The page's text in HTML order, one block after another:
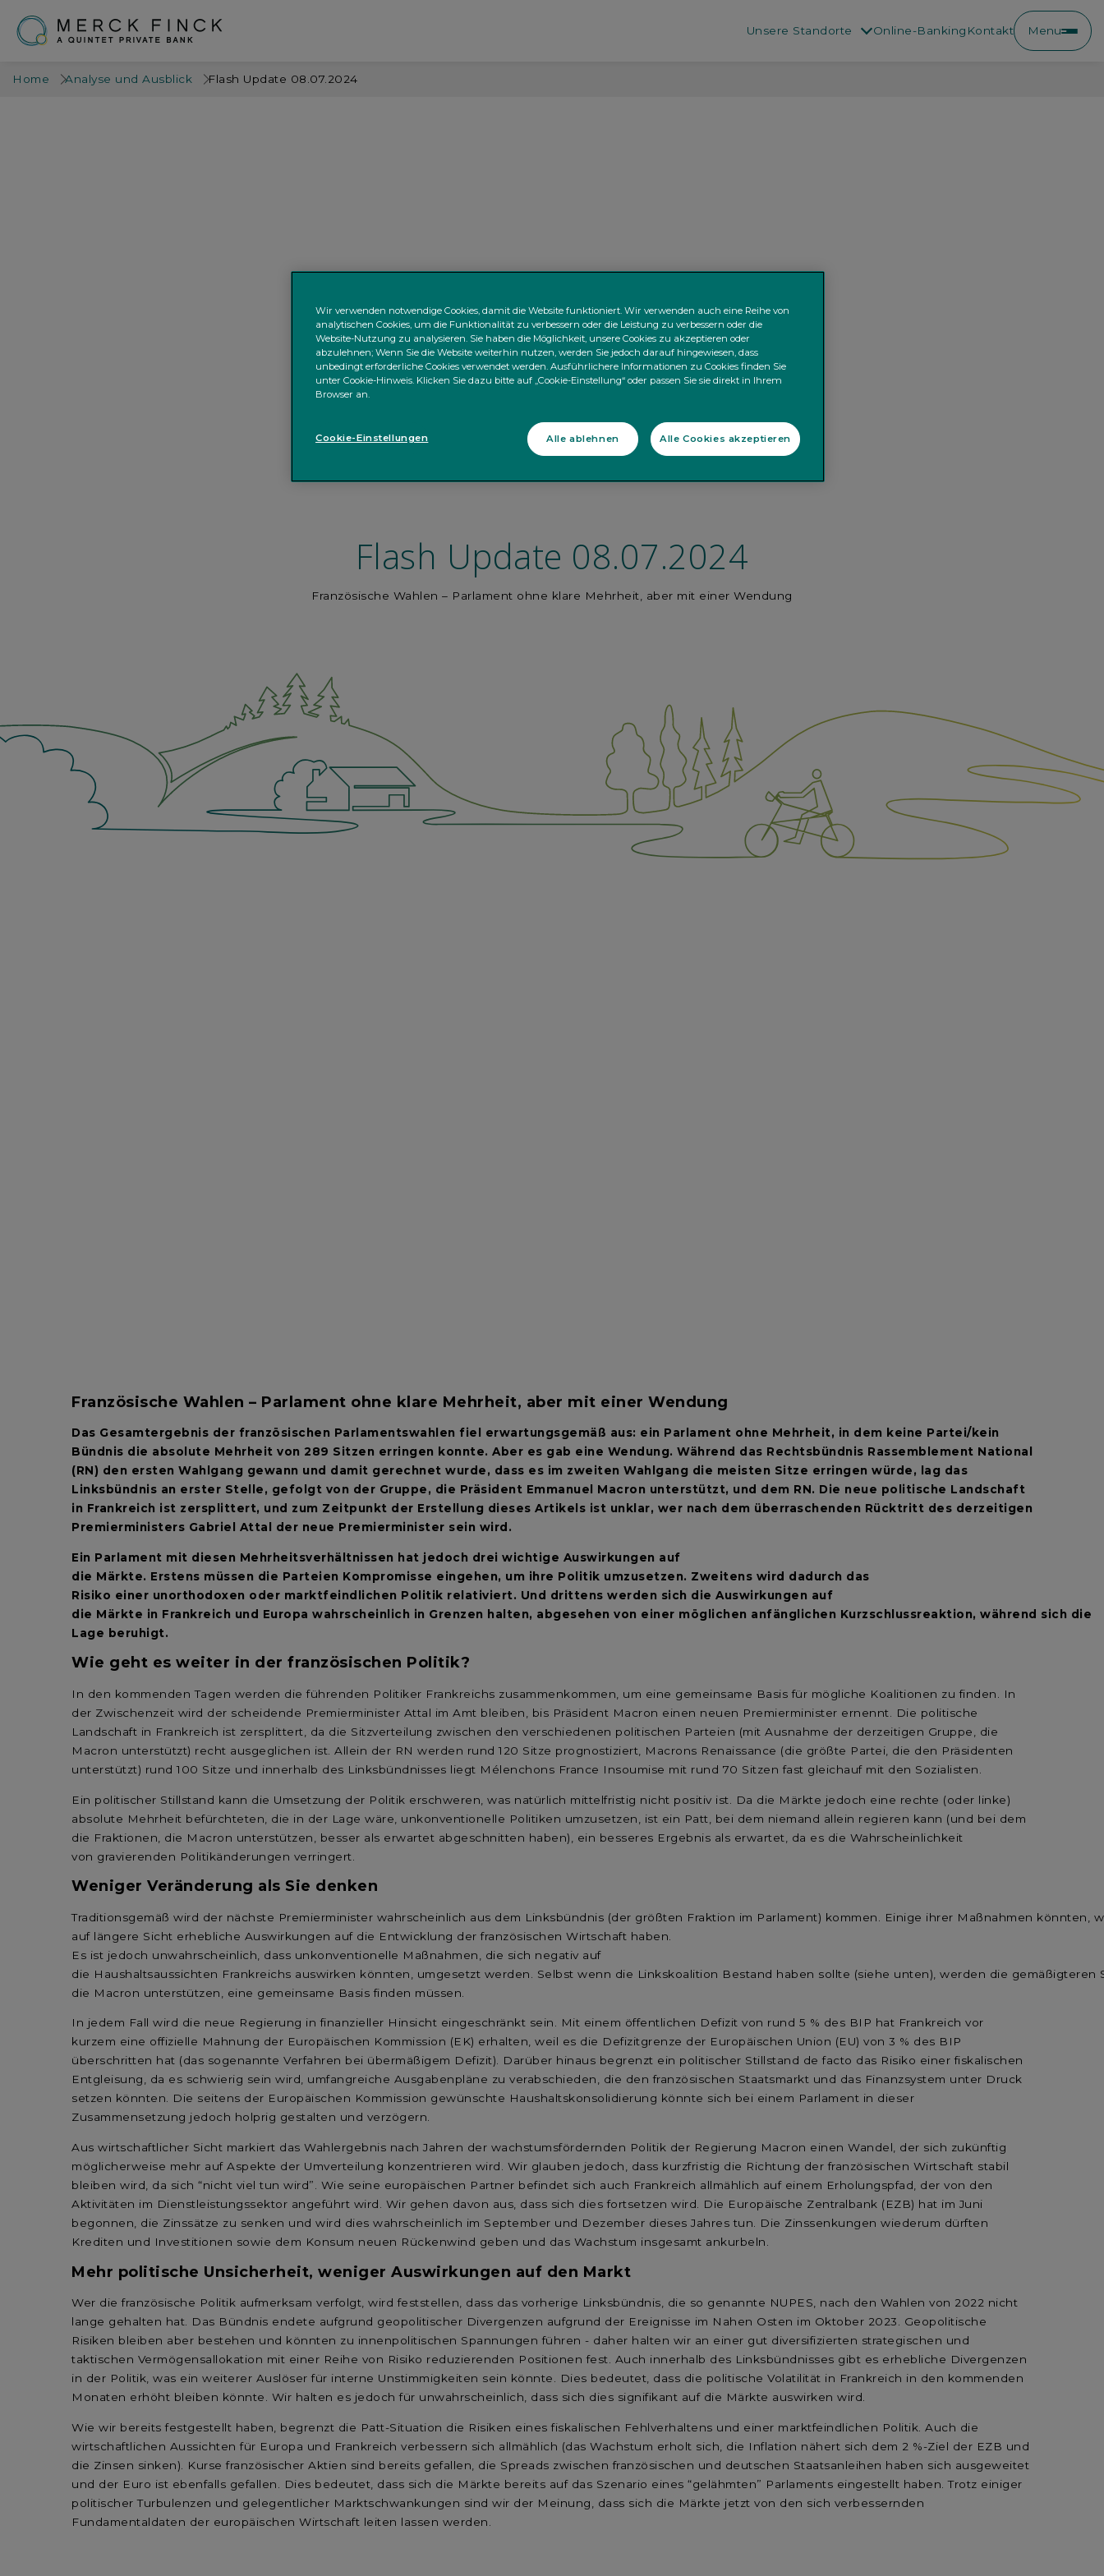
Unsere Standorte Online-Banking Kontakt Menu
Home Analyse und Ausblick Flash Update 08.07.2024
Flash Update 08.07.2024
Französische Wahlen – Parlament ohne klare Mehrheit, aber mit einer Wendung
Französische Wahlen – Parlament ohne klare Mehrheit, aber mit einer Wendung
Das Gesamtergebnis der französischen Parlamentswahlen fiel erwartungsgemäß aus: ein Parlament ohne Mehrheit, in dem keine Partei/kein
Bündnis die absolute Mehrheit von 289 Sitzen erringen konnte. Aber es gab eine Wendung. Während das Rechtsbündnis Rassemblement National
(RN) den ersten Wahlgang gewann und damit gerechnet wurde, dass es im zweiten Wahlgang die meisten Sitze erringen würde, lag das
Linksbündnis an erster Stelle, gefolgt von der Gruppe, die Präsident Emmanuel Macron unterstützt, und dem RN. Die neue politische Landschaft
in Frankreich ist zersplittert, und zum Zeitpunkt der Erstellung dieses Artikels ist unklar, wer nach dem überraschenden Rücktritt des derzeitigen
Premierministers Gabriel Attal der neue Premierminister sein wird.
Ein Parlament mit diesen Mehrheitsverhältnissen hat jedoch drei wichtige Auswirkungen auf
die Märkte. Erstens müssen die Parteien Kompromisse eingehen, um ihre Politik umzusetzen. Zweitens wird dadurch das
Risiko einer unorthodoxen oder marktfeindlichen Politik relativiert. Und drittens werden sich die Auswirkungen auf
die Märkte in Frankreich und Europa wahrscheinlich in Grenzen halten, abgesehen von einer möglichen anfänglichen Kurzschlussreaktion, während sich die
Lage beruhigt.
Wie geht es weiter in der französischen Politik?
In den kommenden Tagen werden die führenden Politiker Frankreichs zusammenkommen, um eine gemeinsame Basis für mögliche Koalitionen zu finden. In
der Zwischenzeit wird der scheidende Premierminister Attal im Amt bleiben, bis Präsident Macron einen neuen Premierminister ernennt. Die politische
Landschaft in Frankreich ist zersplittert, da die Sitzverteilung zwischen den verschiedenen politischen Parteien (mit Ausnahme der derzeitigen Gruppe, die
Macron unterstützt) recht ausgeglichen ist. Allein der RN werden rund 120 Sitze prognostiziert, Macrons Renaissance (die größte Partei, die den Präsidenten
unterstützt) rund 100 Sitze und innerhalb des Linksbündnisses liegt Mélenchons France Insoumise mit rund 70 Sitzen fast gleichauf mit den Sozialisten.
Ein politischer Stillstand kann die Umsetzung der Politik erschweren, was natürlich mittelfristig nicht positiv ist. Da die Märkte jedoch eine rechte (oder linke)
absolute Mehrheit befürchteten, die in der Lage wäre, unkonventionelle Politiken umzusetzen, ist ein Patt, bei dem niemand allein regieren kann (und bei dem
die Fraktionen, die Macron unterstützen, besser als erwartet abgeschnitten haben), ein besseres Ergebnis als erwartet, da es die Wahrscheinlichkeit
von gravierenden Politikänderungen verringert.
Weniger Veränderung als Sie denken
Traditionsgemäß wird der nächste Premierminister wahrscheinlich aus dem Linksbündnis (der größten Fraktion im Parlament) kommen. Einige ihrer Maßnahmen
auf längere Sicht erhebliche Auswirkungen auf die Entwicklung der französischen Wirtschaft haben.
Es ist jedoch unwahrscheinlich, dass unkonventionelle Maßnahmen, die sich negativ auf
die Haushaltsaussichten Frankreichs auswirken könnten, umgesetzt werden. Selbst wenn die Linkskoalition Bestand haben sollte (siehe unten), werden die
die Macron unterstützen, eine gemeinsame Basis finden müssen.
In jedem Fall wird die neue Regierung in finanzieller Hinsicht eingeschränkt sein. Mit einem öffentlichen Defizit von rund 5 % des BIP hat Frankreich vor
kurzem eine offizielle Mahnung der Europäischen Kommission (EK) erhalten, weil es die Defizitgrenze der Europäischen Union (EU) von 3 % des BIP
überschritten hat (das sogenannte Verfahren bei übermäßigem Defizit). Darüber hinaus begrenzt ein politischer Stillstand de facto das Risiko einer fiskalischen
Entgleisung, da es schwierig sein wird, umfangreiche Ausgabenpläne zu verabschieden, die den französischen Staatsmarkt und das Finanzsystem unter Druck
setzen könnten. Die seitens der Europäischen Kommission gewünschte Haushaltskonsolidierung könnte sich bei einem Parlament in dieser
Zusammensetzung jedoch holprig gestalten und verzögern.
Aus wirtschaftlicher Sicht markiert das Wahlergebnis nach Jahren der wachstumsfördernden Politik der Regierung Macron einen Wandel, der sich zukünftig
möglicherweise mehr auf Aspekte der Umverteilung konzentrieren wird. Wir glauben jedoch, dass kurzfristig die Richtung der französischen Wirtschaft stabil
bleiben wird, da sich “nicht viel tun wird”. Wie seine europäischen Partner befindet sich auch Frankreich allmählich auf einem Erholungspfad, der von den
Aktivitäten im Dienstleistungssektor angeführt wird. Wir gehen davon aus, dass sich dies fortsetzen wird. Die Europäische Zentralbank (EZB) hat im Juni
begonnen, die Zinssätze zu senken und wird dies wahrscheinlich im September und Dezember dieses Jahres tun. Die Zinssenkungen wiederum dürften
Krediten und Investitionen sowie dem Konsum neuen Rückenwind geben und das Wachstum insgesamt ankurbeln.
Mehr politische Unsicherheit, weniger Auswirkungen auf den Markt
Wer die französische Politik aufmerksam verfolgt, wird feststellen, dass das vorherige Linksbündnis, die so genannte NUPES, nach den Wahlen von 2022 nicht
lange gehalten hat. Das Bündnis endete aufgrund geopolitischer Divergenzen aufgrund der Ereignisse im Nahen Osten im Oktober 2023. Geopolitische
Risiken bleiben aber bestehen und könnten zu innenpolitischen Spannungen führen - daher halten wir an einer gut diversifizierten strategischen und
taktischen Vermögensallokation mit einer Reihe von Risiko reduzierenden Positionen fest. Auch innerhalb des Linksbündnisses gibt es erhebliche Divergenzen
in der Politik, was ein weiterer Auslöser für interne Unstimmigkeiten sein könnte. Dies bedeutet, dass die politische Volatilität in Frankreich in den kommenden
Monaten erhöht bleiben könnte. Wir halten es jedoch für unwahrscheinlich, dass sich dies signifikant auf die Märkte auswirken wird.
Wie wir bereits festgestellt haben, begrenzt die Patt-Situation die Risiken eines fiskalischen Fehlverhaltens und einer marktfeindlichen Politik. Auch die
wirtschaftlichen Aussichten für Europa und Frankreich verbessern sich allmählich (das Wachstum erholt sich, die Inflation nähert sich dem 2 %-Ziel der EZB und
die Zinsen sinken). Kurse französischer Aktien sind bereits gefallen, die Spreads zwischen französischen und deutschen Staatsanleihen haben sich ausgeweitet
und der Euro ist ebenfalls gefallen. Dies bedeutet, dass sich die Märkte bereits auf das Szenario eines “gelähmten” Parlaments eingestellt haben. Trotz einiger
politischer Turbulenzen und gelegentlicher Marktschwankungen sind wir der Meinung, dass sich die Märkte jetzt von den sich verbessernden
Fundamentaldaten der europäischen Wirtschaft leiten lassen werden.
Wir verwenden notwendige Cookies, damit die Website funktioniert. Wir verwenden auch eine Reihe von
analytischen Cookies, um die Funktionalität zu verbessern oder die Leistung zu verbessern oder die
Website-Nutzung zu analysieren. Sie haben die Möglichkeit, unsere Cookies zu akzeptieren oder
abzulehnen; Wenn Sie die Website weiterhin nutzen, werden Sie jedoch darauf hingewiesen, dass
unbedingt erforderliche Cookies verwendet werden. Ausführlichere Informationen zu Cookies finden Sie
unter Cookie-Hinweis. Klicken Sie dazu bitte auf „Cookie-Einstellung“ oder passen Sie sie direkt in Ihrem
Browser an.
Cookie-Einstellungen Alle ablehnen Alle Cookies akzeptieren